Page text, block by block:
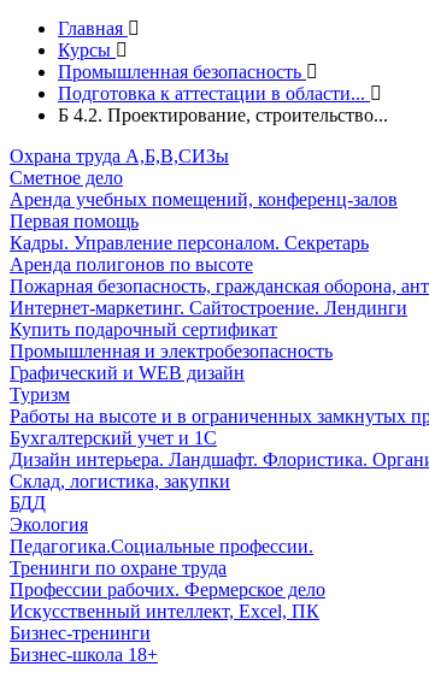
Главная
Курсы
Промышленная безопасность
Подготовка к аттестации в области...
Б 4.2. Проектирование, строительство...
Охрана труда А,Б,В,СИЗы
Сметное дело
Аренда учебных помещений, конференц-залов
Первая помощь
Кадры. Управление персоналом. Секретарь
Аренда полигонов по высоте
Пожарная безопасность, гражданская оборона,
Интернет-маркетинг. Сайтостроение. Лендинги
Купить подарочный сертификат
Промышленная и электробезопасность
Графический и WEB дизайн
Туризм
Работы на высоте и в ограниченных замкнутых
Бухгалтерский учет и 1С
Дизайн интерьера. Ландшафт. Флористика.
Склад, логистика, закупки
БДД
Экология
Педагогика.Социальные профессии.
Тренинги по охране труда
Профессии рабочих. Фермерское дело
Искусственный интеллект, Excel, ПК
Бизнес-тренинги
Бизнес-школа 18+